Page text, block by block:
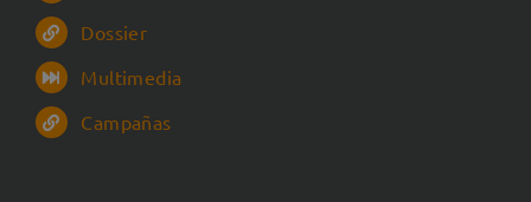
Dossier
Multimedia
Campañas